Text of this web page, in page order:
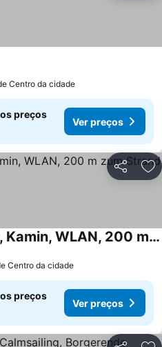
Centro da cidade
preços
Ver preços
Partilhar
Exkl App Meeresbrise, Kamin, WLAN, 200 m zum Strand
Centro da cidade
preços
Ver preços